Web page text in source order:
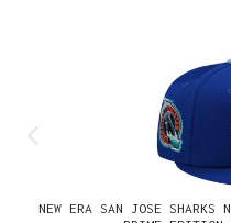
NEW ERA SAN JOSE SHARKS